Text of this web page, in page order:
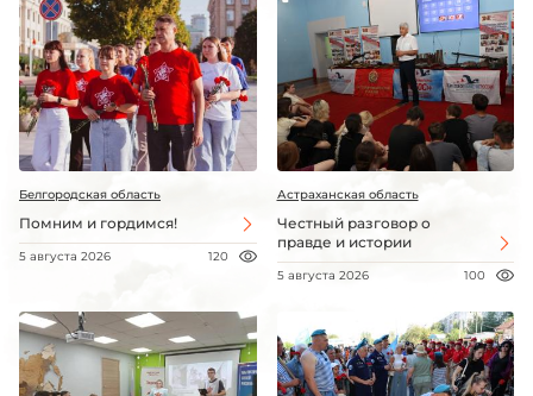
Белгородская область
Помним и гордимся!
5 августа 2026 120
Астраханская область
Честный разговор о
правде и истории
5 августа 2026 100